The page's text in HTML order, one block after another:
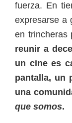
fuerza. En
expresarse a
en trincheras
reunir a
un cine es
pantalla, un
una
que somos.